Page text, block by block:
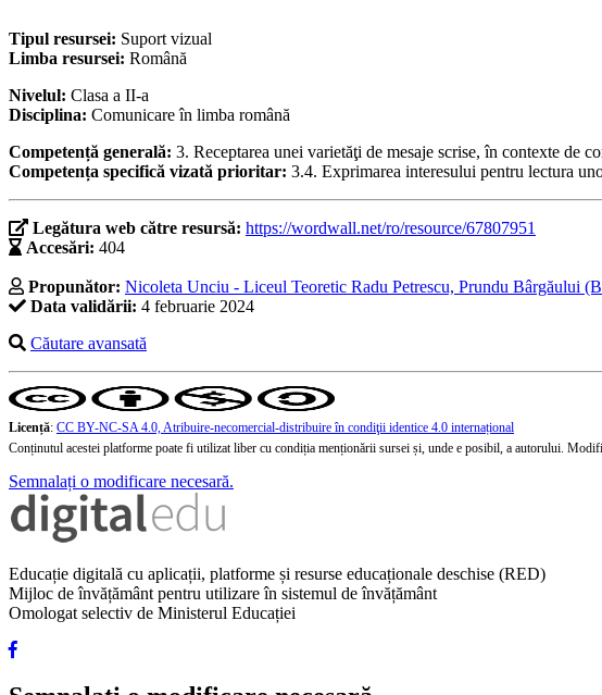
Tipul resursei: Suport vizual
Limba resursei: Română
Nivelul: Clasa a II-a
Disciplina: Comunicare în limba română
Competență generală: 3. Receptarea unei varietăţi de mesaje scrise, în contexte de
Competența specifică vizată prioritar: 3.4. Exprimarea interesului pentru lectura
Legătura web către resursă: https://wordwall.net/ro/resource/67807951
Accesări: 404
Propunător: Nicoleta Unciu - Liceul Teoretic Radu Petrescu, Prundu Bârgăului
Data validării: 4 februarie 2024
Căutare avansată
Licență: CC BY-NC-SA 4.0, Atribuire-necomercial-distribuire în condiţii identice 4.0 internațional
Conținutul acestei platforme poate fi utilizat liber cu condiția menționării sursei și, unde e posibil, a autorului.
Semnalați o modificare necesară.
Educație digitală cu aplicații, platforme și resurse educaționale deschise (RED)
Mijloc de învățământ pentru utilizare în sistemul de învățământ
Omologat selectiv de Ministerul Educației